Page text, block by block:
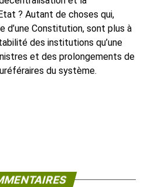
? Autant de choses qui,
d’une Constitution, sont plus à
des institutions qu’une
et des prolongements de
du système.